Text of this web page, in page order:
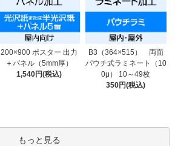
200×900 ポスター 出力
＋パネル（5mm厚）
1,540円(税込)
B3（364×515） 両面
パウチ式ラミネート（10
0μ） 10～49枚
350円(税込)
もっと見る